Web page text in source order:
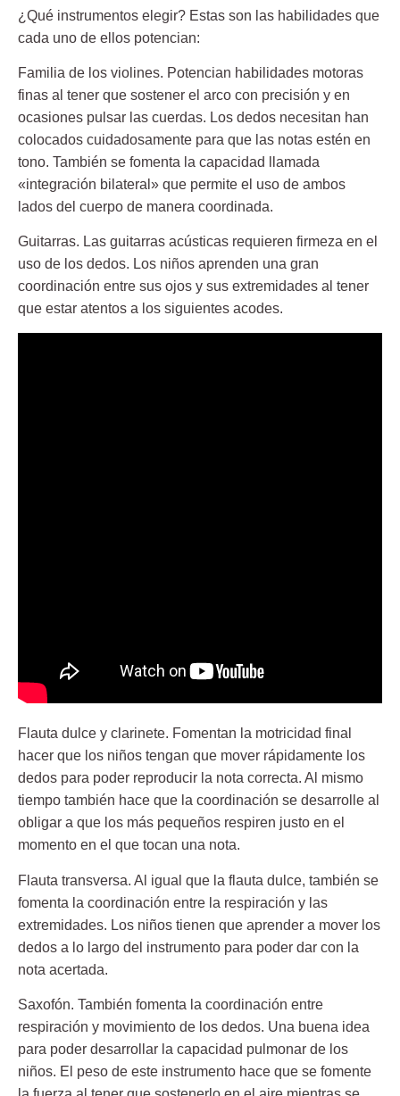
¿Qué instrumentos elegir? Estas son las habilidades que
cada uno de ellos potencian:
Familia de los violines. Potencian habilidades motoras
finas al tener que sostener el arco con precisión y en
ocasiones pulsar las cuerdas. Los dedos necesitan han
colocados cuidadosamente para que las notas estén en
tono. También se fomenta la capacidad llamada
«integración bilateral» que permite el uso de ambos
lados del cuerpo de manera coordinada.
Guitarras. Las guitarras acústicas requieren firmeza en el
uso de los dedos. Los niños aprenden una gran
coordinación entre sus ojos y sus extremidades al tener
que estar atentos a los siguientes acodes.
Flauta dulce y clarinete. Fomentan la motricidad final
hacer que los niños tengan que mover rápidamente los
dedos para poder reproducir la nota correcta. Al mismo
tiempo también hace que la coordinación se desarrolle al
obligar a que los más pequeños respiren justo en el
momento en el que tocan una nota.
Flauta transversa. Al igual que la flauta dulce, también se
fomenta la coordinación entre la respiración y las
extremidades. Los niños tienen que aprender a mover los
dedos a lo largo del instrumento para poder dar con la
nota acertada.
Saxofón. También fomenta la coordinación entre
respiración y movimiento de los dedos. Una buena idea
para poder desarrollar la capacidad pulmonar de los
niños. El peso de este instrumento hace que se fomente